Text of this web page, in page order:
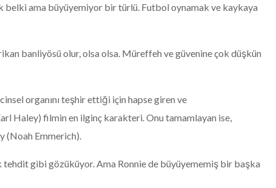
belki ama büyüyemiyor bir türlü. Futbol oynamak ve kaykaya
banliyösü olur, olsa olsa. Müreffeh ve güvenine çok düşkün
organını teşhir ettiği için hapse giren ve
Haley) filmin en ilginç karakteri. Onu tamamlayan ise,
(Noah Emmerich).
gibi gözüküyor. Ama Ronnie de büyüyememiş bir başka